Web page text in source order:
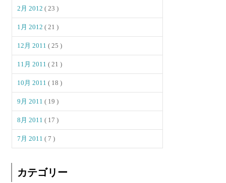
2月 2012( 23 )
1月 2012( 21 )
12月 2011( 25 )
11月 2011( 21 )
10月 2011( 18 )
9月 2011( 19 )
8月 2011( 17 )
7月 2011( 7 )
カテゴリー